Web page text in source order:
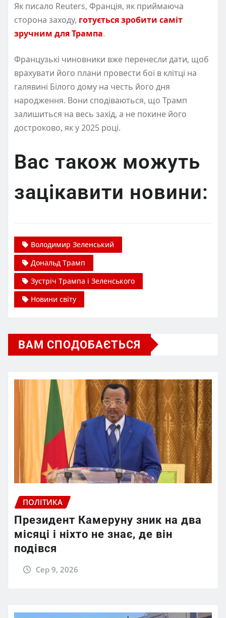
Як писало Reuters, Франція, як приймаюча
сторона заходу, готується зробити саміт
зручним для Трампа.
Французькі чиновники вже перенесли дати, щоб
врахувати його плани провести бої в клітці на
галявині Білого дому на честь його дня
народження. Вони сподіваються, що Трамп
залишиться на весь захід, а не покине його
достроково, як у 2025 році.
Вас також можуть
зацікавити новини:
Володимир Зеленський
Дональд Трамп
Зустріч Трампа і Зеленського
Новини світу
ВАМ СПОДОБАЄТЬСЯ
ПОЛІТИКА
Президент Камеруну зник на два
місяці і ніхто не знає, де він
подівся
Сер 9, 2026